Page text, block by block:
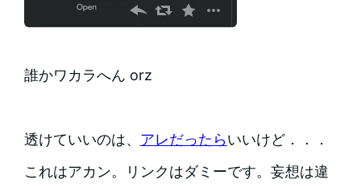
誰かワカラへん orz
透けていいのは、 アレだったらいいけど．．．
これはアカン。リンクはダミーです。妄想は違